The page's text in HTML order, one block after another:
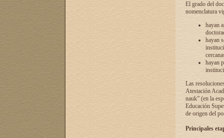
El grado del
nomenclatura
hayan
hayan
hayan
Las
Atestación
nauk” (en la
Educación
de origen del
Principales